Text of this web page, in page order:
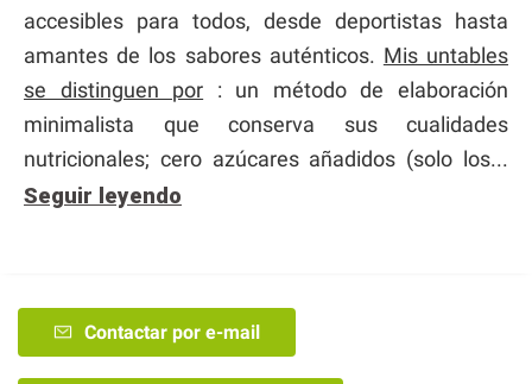
accesibles para todos, desde deportistas hasta
amantes de los sabores auténticos. Mis untables
se distinguen por : un método de elaboración
minimalista que conserva sus cualidades
nutricionales; cero azúcares añadidos (solo los...
Seguir leyendo
Contactar por e-mail